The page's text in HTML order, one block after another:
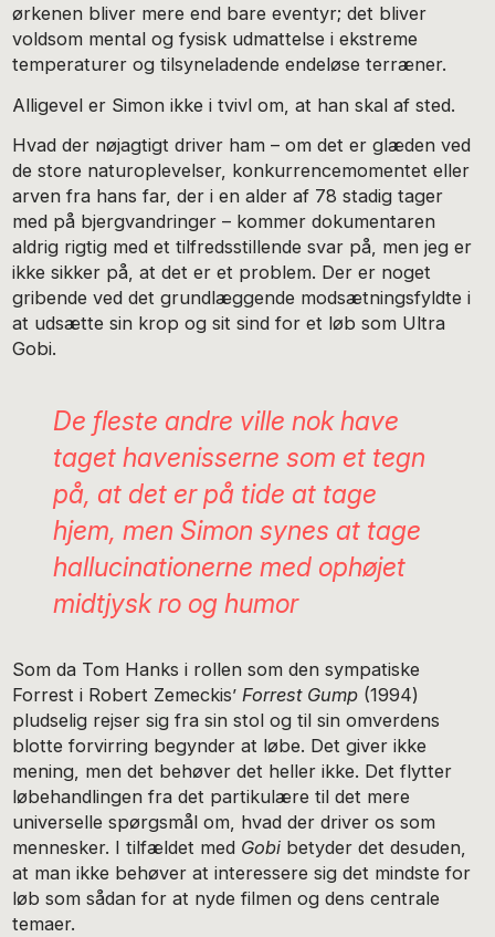
ørkenen bliver mere end bare eventyr; det bliver
voldsom mental og fysisk udmattelse i ekstreme
temperaturer og tilsyneladende endeløse terræner.
Alligevel er Simon ikke i tvivl om, at han skal af sted.
Hvad der nøjagtigt driver ham – om det er glæden ved
de store naturoplevelser, konkurrencemomentet eller
arven fra hans far, der i en alder af 78 stadig tager
med på bjergvandringer – kommer dokumentaren
aldrig rigtig med et tilfredsstillende svar på, men jeg er
ikke sikker på, at det er et problem. Der er noget
gribende ved det grundlæggende modsætningsfyldte i
at udsætte sin krop og sit sind for et løb som Ultra
Gobi.
De fleste andre ville nok have
taget havenisserne som et tegn
på, at det er på tide at tage
hjem, men Simon synes at tage
hallucinationerne med ophøjet
midtjysk ro og humor
Som da Tom Hanks i rollen som den sympatiske
Forrest i Robert Zemeckis’ Forrest Gump (1994)
pludselig rejser sig fra sin stol og til sin omverdens
blotte forvirring begynder at løbe. Det giver ikke
mening, men det behøver det heller ikke. Det flytter
løbehandlingen fra det partikulære til det mere
universelle spørgsmål om, hvad der driver os som
mennesker. I tilfældet med Gobi betyder det desuden,
at man ikke behøver at interessere sig det mindste for
løb som sådan for at nyde filmen og dens centrale
temaer.